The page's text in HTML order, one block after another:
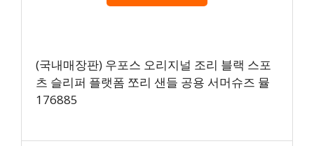
(국내매장판) 우포스 오리지널 조리 블랙 스포
츠 슬리퍼 플랫폼 쪼리 샌들 공용 서머슈즈 뮬
176885